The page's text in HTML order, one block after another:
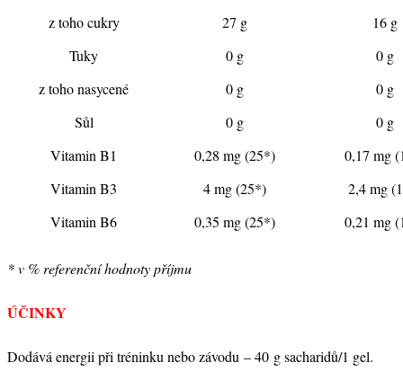
z toho cukry
27 g
16 g
Tuky
0 g
0 g
z toho nasycené
0 g
0 g
Sůl
0 g
0 g
Vitamin B1
0,28 mg (25*)
0,17 mg
Vitamin B3
4 mg (25*)
2,4 mg
Vitamin B6
0,35 mg (25*) 0,21 mg
* v % referenční hodnoty příjmu
ÚČINKY
Dodává energii při tréninku nebo závodu – 40 g sacharidů/1 gel.